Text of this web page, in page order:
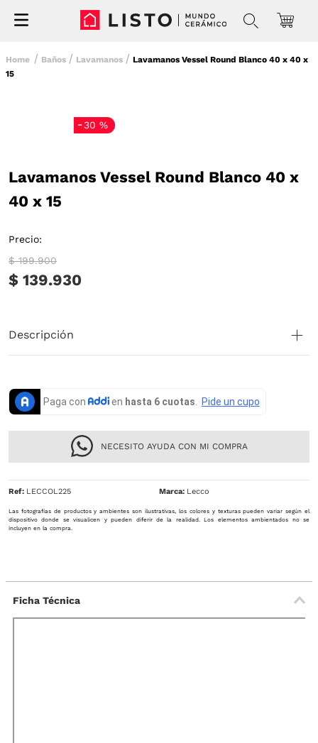
Baños Lavamanos
Lavamanos Vessel Round Blanco 40 x 40 x
15
-30 %
Lavamanos Vessel Round Blanco 40 x
40 x 15
Precio:
$ 199.900
$ 139.930
Descripción
NECESITO AYUDA CON MI COMPRA
Ref: LECCOL225 Lecco
Las fotografías de productos y ambientes son ilustrativas, los colores y texturas pueden variar según el
dispositivo donde se visualicen y pueden diferir de la realidad. Los elementos ambientados no se
incluyen en la compra.
Ficha Técnica